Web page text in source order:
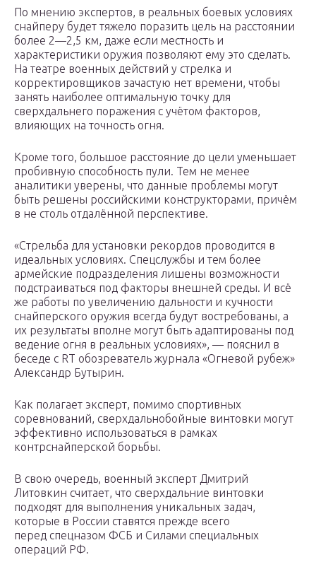
По мнению экспертов, в реальных боевых условиях
снайперу будет тяжело поразить цель на расстоянии
более 2—2,5 км, даже если местность и
характеристики оружия позволяют ему это сделать.
На театре военных действий у стрелка и
корректировщиков зачастую нет времени, чтобы
занять наиболее оптимальную точку для
сверхдальнего поражения с учётом факторов,
влияющих на точность огня.
Кроме того, большое расстояние до цели уменьшает
пробивную способность пули. Тем не менее
аналитики уверены, что данные проблемы могут
быть решены российскими конструкторами, причём
в не столь отдалённой перспективе.
«Стрельба для установки рекордов проводится в
идеальных условиях. Спецслужбы и тем более
армейские подразделения лишены возможности
подстраиваться под факторы внешней среды. И всё
же работы по увеличению дальности и кучности
снайперского оружия всегда будут востребованы, а
их результаты вполне могут быть адаптированы под
ведение огня в реальных условиях», — пояснил в
беседе с RT обозреватель журнала «Огневой рубеж»
Александр Бутырин.
Как полагает эксперт, помимо спортивных
соревнований, сверхдальнобойные винтовки могут
эффективно использоваться в рамках
контрснайперской борьбы.
В свою очередь, военный эксперт Дмитрий
Литовкин считает, что сверхдальние винтовки
подходят для выполнения уникальных задач,
которые в России ставятся прежде всего
перед спецназом ФСБ и Силами специальных
операций РФ.